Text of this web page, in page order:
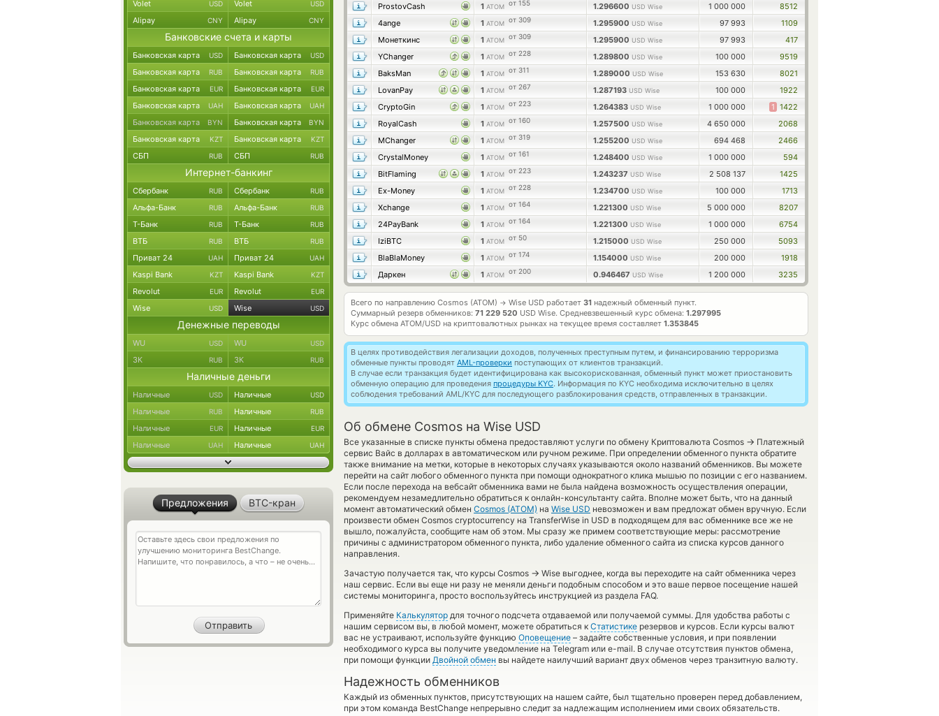
ProstovCash
1 ATOM от 155 1.296600 USD Wise 1 000 000
8512
4ange
1 ATOM от 309 1.295900 USD Wise 97 993
1109
Монеткинс
1 ATOM от 309 1.295900 USD Wise 97 993
417
YChanger
1 ATOM от 228 1.289800 USD Wise 100 000
9519
BaksMan
1 ATOM от 311 1.289000 USD Wise 153 630
8021
LovanPay
1 ATOM от 267 1.287193 USD Wise 100 000
1922
CryptoGin
1 ATOM от 223 1.264383 USD Wise 1 000 000 1 1422
RoyalCash
1 ATOM от 160 1.257500 USD Wise 4 650 000
2068
MChanger
1 ATOM от 319 1.255200 USD Wise 694 468
2466
CrystalMoney
1 ATOM от 161 1.248400 USD Wise 1 000 000
594
BitFlaming
1 ATOM от 223 1.243237 USD Wise 2 508 137
1425
Ex-Money
1 ATOM от 228 1.234700 USD Wise 100 000
1713
Xchange
1 ATOM от 164 1.221300 USD Wise 5 000 000
8207
24PayBank
1 ATOM от 164 1.221300 USD Wise 1 000 000
6754
IziBTC
1 ATOM от 50 1.215000 USD Wise 250 000
5093
BlaBlaMoney
1 ATOM от 174 1.154000 USD Wise 200 000
1918
Даркен
1 ATOM от 200 0.946467 USD Wise 1 200 000 3235
Всего по направлению Cosmos (ATOM) → Wise USD работает 31 надежный обменный пункт.
Суммарный резерв обменников: 71 229 520 USD Wise. Средневзвешенный курс обмена: 1.297995
Курс обмена ATOM/USD на криптовалютных рынках на текущее время составляет 1.353845
В целях противодействия легализации доходов, полученных преступным путем, и финансированию терроризма
обменные пункты проводят AML-проверки поступающих от клиентов транзакций.
В случае если транзакция будет идентифицирована как высокорискованная, обменный пункт может приостановить
обменную операцию для проведения процедуры KYC. Информация по KYC необходима исключительно в целях
соблюдения требований AML/KYC для последующего разблокирования средств, отправленных в транзакции.
Об обмене Cosmos на Wise USD
Все указанные в списке пункты обмена предоставляют услуги по обмену Криптовалюта Cosmos → Платежный
сервис Вайс в долларах в автоматическом или ручном режиме. При определении обменного пункта обратите
также внимание на метки, которые в некоторых случаях указываются около названий обменников. Вы можете
перейти на сайт любого обменного пункта при помощи однократного клика мышью по позиции с его названием.
Если после перехода на вебсайт обменника вами не была найдена возможность осуществления операции,
рекомендуем незамедлительно обратиться к онлайн-консультанту сайта. Вполне может быть, что на данный
момент автоматический обмен Cosmos (ATOM) на Wise USD невозможен и вам предложат обмен вручную. Если
произвести обмен Cosmos cryptocurrency на TransferWise in USD в подходящем для вас обменнике все же не
вышло, пожалуйста, сообщите нам об этом. Мы сразу же примем соответствующие меры: рассмотрение
причины с администратором обменного пункта, либо удаление обменного сайта из списка курсов данного
направления.
Зачастую получается так, что курсы Cosmos → Wise выгоднее, когда вы переходите на сайт обменника через
наш сервис. Если вы еще ни разу не меняли деньги подобным способом и это ваше первое посещение нашей
системы мониторинга, просто воспользуйтесь инструкцией из раздела FAQ.
Применяйте Калькулятор для точного подсчета отдаваемой или получаемой суммы. Для удобства работы с
нашим сервисом вы, в любой момент, можете обратиться к Статистике резервов и курсов. Если курсы валют
вас не устраивают, используйте функцию Оповещение – задайте собственные условия, и при появлении
необходимого курса вы получите уведомление на Telegram или e-mail. В случае отсутствия пунктов обмена,
при помощи функции Двойной обмен вы найдете наилучший вариант двух обменов через транзитную валюту.
Надежность обменников
Каждый из обменных пунктов, присутствующих на нашем сайте, был тщательно проверен перед добавлением,
при этом команда BestChange непрерывно следит за надлежащим исполнением ими своих обязательств.
Volet USD Volet USD
Alipay CNY Alipay CNY
Банковские счета и карты
Банковская карта USD Банковская карта USD
Банковская карта RUB Банковская карта RUB
Банковская карта EUR Банковская карта EUR
Банковская карта UAH Банковская карта UAH
Банковская карта BYN Банковская карта BYN
Банковская карта KZT Банковская карта KZT
СБП RUB СБП RUB
Интернет-банкинг
Сбербанк RUB Сбербанк RUB
Альфа-Банк RUB Альфа-Банк RUB
Т-Банк RUB Т-Банк RUB
ВТБ RUB ВТБ RUB
Приват 24 UAH Приват 24 UAH
Kaspi Bank KZT Kaspi Bank KZT
Revolut EUR Revolut EUR
Wise USD Wise USD
Денежные переводы
WU USD WU USD
ЗК RUB ЗК RUB
Наличные деньги
Наличные USD Наличные USD
Наличные RUB Наличные RUB
Наличные EUR Наличные EUR
Наличные UAH Наличные UAH
Предложения BTC-кран